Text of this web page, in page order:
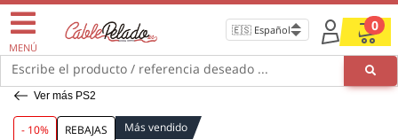
MENÚ
0
Escribe el producto / referencia deseado ...
Ver más PS2
- 10% REBAJAS Más vendido